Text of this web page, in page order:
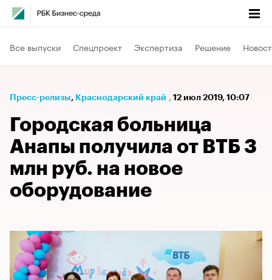
Все выпуски Спецпроект Экспертиза Решение
Пресс-релизы⁠, Краснодарский край , 12 июл 2019, 10:07
Городская больница
Анапы получила от ВТБ 3
млн руб. на новое
оборудование